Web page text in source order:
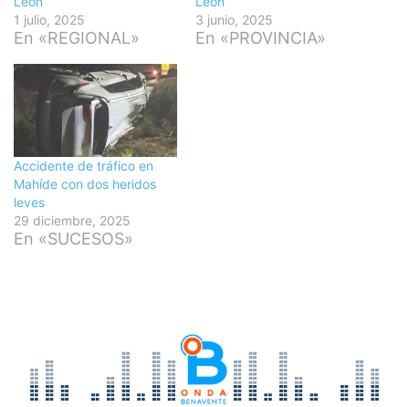
1 julio, 2025
En «REGIONAL»
3 junio, 2025
En «PROVINCIA»
Accidente de tráfico en
Mahíde con dos heridos
leves
29 diciembre, 2025
En «SUCESOS»